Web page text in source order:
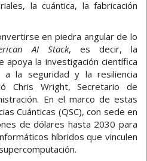
la cuántica, la fabricación
en piedra angular de lo
AI Stack, es decir, la
apoya la investigación científica
a la seguridad y la resiliencia
Chris Wright, Secretario de
En el marco de estas
Cuánticas (QSC), con sede en
de dólares hasta 2030 para
híbridos que vinculen